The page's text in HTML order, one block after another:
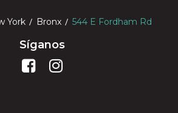
York Bronx 544 E Fordham Rd
Síganos